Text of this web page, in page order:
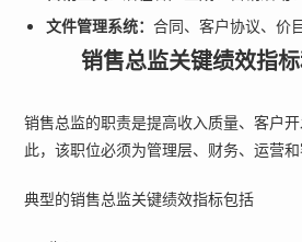
文件管理系统：合同、客户协议、价
销售总监关键绩效指
销售总监的职责是提高收入质量、客户
此，该职位必须为管理层、财务、运营和
典型的销售总监关键绩效指标包括